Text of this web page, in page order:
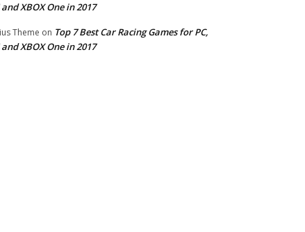
and XBOX One in 2017
Theme on Top 7 Best Car Racing Games for PC,
and XBOX One in 2017